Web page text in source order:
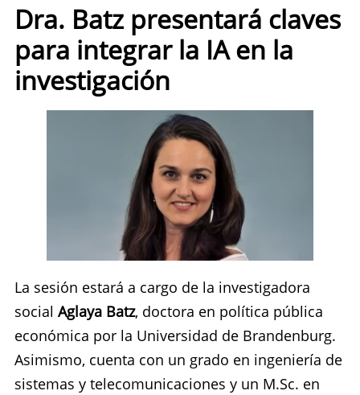
Dra. Batz presentará claves
para integrar la IA en la
investigación
La sesión estará a cargo de la investigadora
social Aglaya Batz, doctora en política pública
económica por la Universidad de Brandenburg.
Asimismo, cuenta con un grado en ingeniería de
sistemas y telecomunicaciones y un M.Sc. en